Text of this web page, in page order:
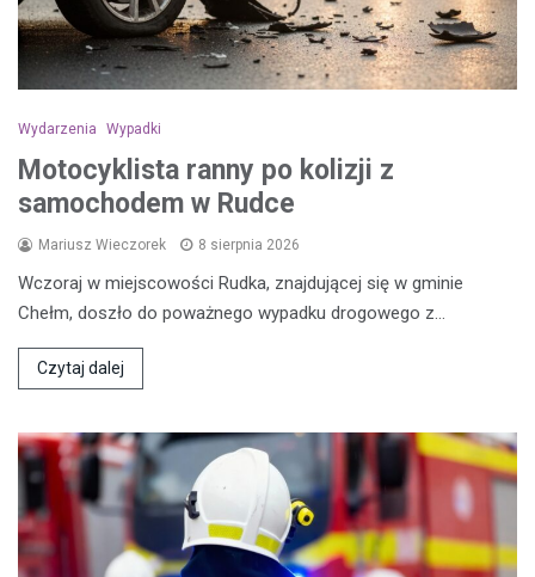
Wydarzenia Wypadki
Motocyklista ranny po kolizji z
samochodem w Rudce
Mariusz Wieczorek 8 sierpnia 2026
Wczoraj w miejscowości Rudka, znajdującej się w gminie
Chełm, doszło do poważnego wypadku drogowego z…
Czytaj dalej